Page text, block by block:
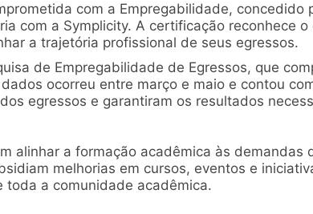
com a Empregabilidade, concedido
com a Symplicity. A certificação reconhece o
a trajetória profissional de seus egressos.
de Empregabilidade de Egressos, que
ocorreu entre março e maio e contou
egressos e garantiram os resultados
alinhar a formação acadêmica às demandas
melhorias em cursos, eventos e
a comunidade acadêmica.